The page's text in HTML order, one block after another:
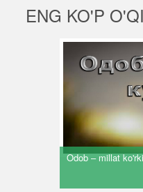
ENG KO'P
Odob – millat